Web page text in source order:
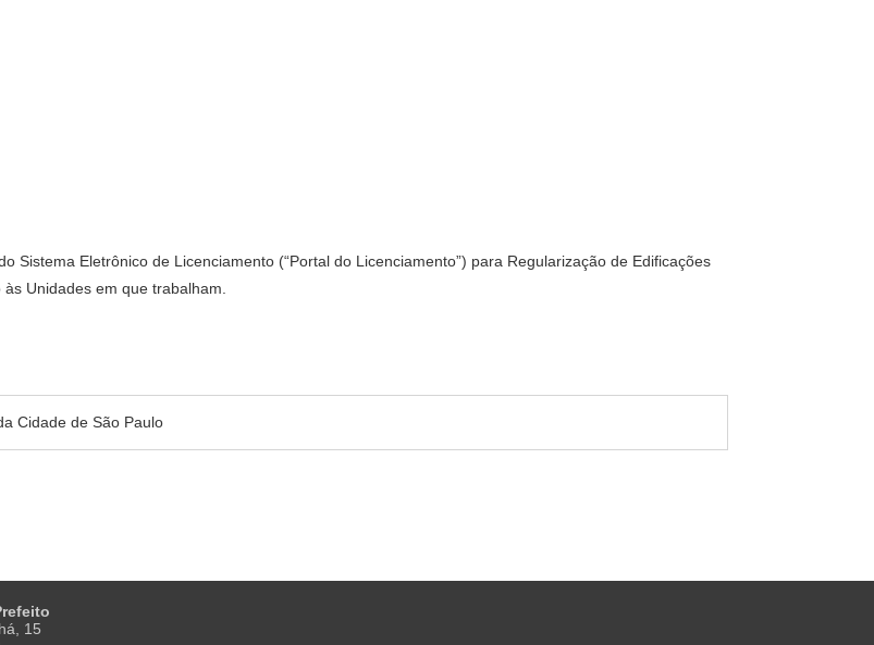
Sistema Eletrônico de Licenciamento (“Portal do Licenciamento”) para Regularização de Edificações
Unidades em que trabalham.
Cidade de São Paulo
15